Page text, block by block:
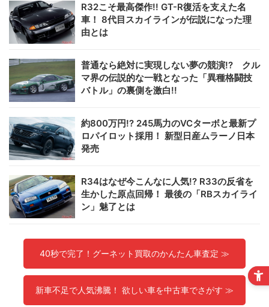
R32こそ最高傑作!! GT-R復活を支えた名
車！ 8代目スカイラインが伝説になった理
由とは
普通なら絶対に実現しない夢の競演!? クル
マ界の伝説的な一戦となった「異種格闘技
バトル」の裏側を激白!!
約800万円!? 245馬力のVCターボと最新プ
ロパイロット採用！ 新型日産ムラーノ日本
発売
R34はなぜ今こんなに人気!? R33の反省を
生かした原点回帰！ 最後の「RBスカイライ
ン」魅了とは
40秒で完了！グーネット買取のかんたん車査定 ≫
新車不足で人気沸騰！ 欲しい車を中古車でさがす ≫